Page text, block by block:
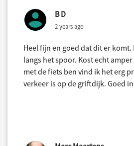
B D
2 years ago
Heel fijn en goed dat dit er komt.
langs het spoor. Kost echt
met de fiets ben vind ik het erg
verkeer is op de griftdijk. Goed